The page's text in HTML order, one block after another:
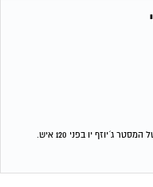
ב15 החודש התקיימה בבית דניאל בתל אביב הרצאה של המסטר ג´יוזף יו בפני 120 איש.